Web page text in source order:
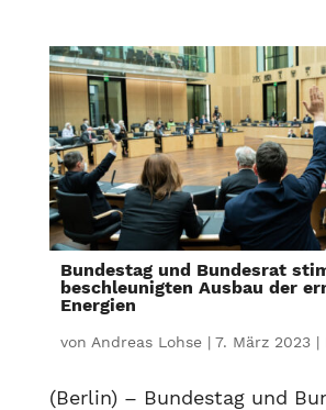
Bundestag und Bundesrat
beschleunigten Ausbau der
Energien
von Andreas Lohse| 7. März 2023|
(Berlin) – Bundestag und